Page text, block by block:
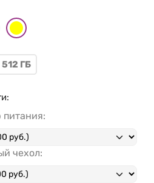
512 ГБ
чехол: